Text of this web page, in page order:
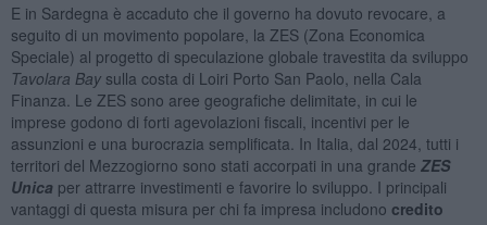
E in Sardegna è accaduto che il governo ha dovuto revocare, a
seguito di un movimento popolare, la ZES (Zona Economica
Speciale) al progetto di speculazione globale travestita da sviluppo
Tavolara Baysulla costa di Loiri Porto San Paolo, nella Cala
Finanza. Le ZES sono aree geografiche delimitate, in cui le
imprese godono di forti agevolazioni fiscali, incentivi per le
assunzioni e una burocrazia semplificata. In Italia, dal 2024, tutti i
territori del Mezzogiorno sono stati accorpati in una grande ZES
Unicaper attrarre investimenti e favorire lo sviluppo. I principali
vantaggi di questa misura per chi fa impresa includono credito